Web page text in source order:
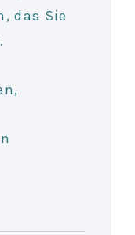
das Sie